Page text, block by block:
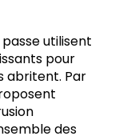
utilisent
pour
abritent. Par
des